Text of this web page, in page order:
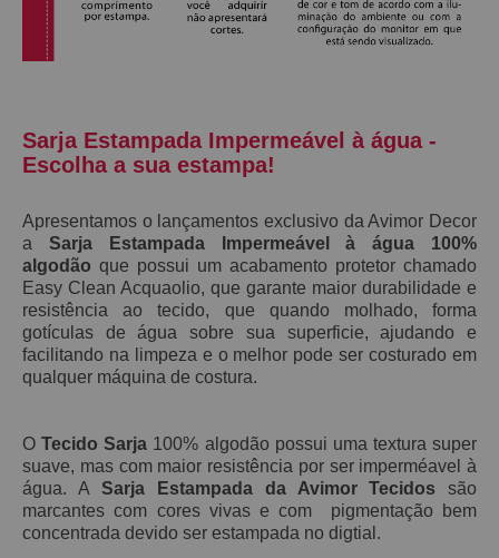
Sarja Estampada Impermeável à água -
Escolha a sua estampa!
Apresentamos o lançamentos exclusivo da Avimor Decor
a Sarja Estampada Impermeável à água 100%
algodão que possui um acabamento protetor chamado
Easy C lean Acquaolio, que garante maior durabilidade e
resistência ao tecido, que quando molhado, forma
gotículas de água sobre sua superficie, ajudando e
facilitando na limpeza e o melhor pode ser costurado em
qualquer máquina de costura.
OTecido Sarja 100% algodão possui uma textura super
suave, mas com maior resistência por ser imperméavel à
água. ASarja Estampada da Avimor Tecidos são
marcantes com cores vivas e com pigmentação bem
concentrada devido ser estampada no digtial.